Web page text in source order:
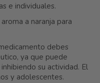
e individuales.
a naranja para
debes
ya que puede
su actividad. El
y adolescentes.